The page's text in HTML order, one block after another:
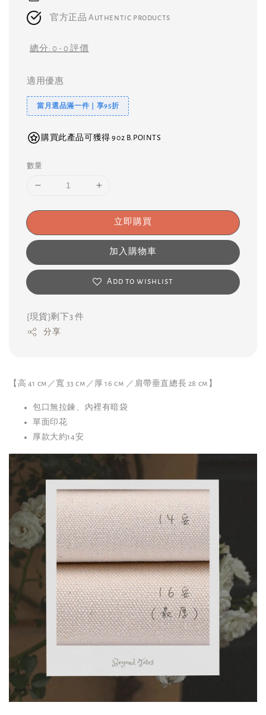
官方正品 Authentic products
總分: 0 -0 評價
適用優惠
當月選品滿一件｜享95折
購買此產品可獲得 902 B.POINTS
數量
立即購買
加入購物車
Add to wishlist
{現貨}剩下3 件
分享
【高 41 cm／寬 33 cm／厚 16 cm ／肩帶垂直總長 28 cm】
包口無拉鍊、內裡有暗袋
單面印花
厚款大約14安